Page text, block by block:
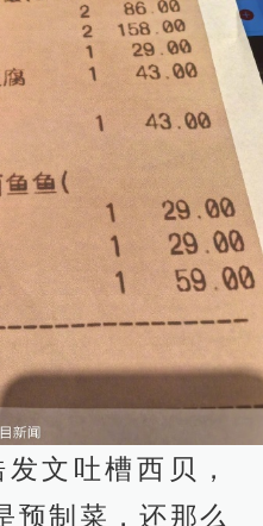
文吐槽西贝，
预制菜，还那么